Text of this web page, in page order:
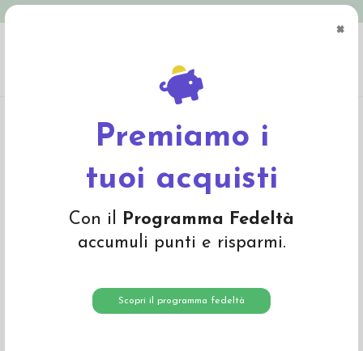
×
Premiamo i
tuoi acquisti
Con il Programma Fedeltà
accumuli punti e risparmi.
Scopri il programma fedeltà